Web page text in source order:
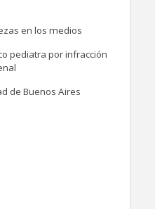
en los medios
pediatra por infracción
de Buenos Aires